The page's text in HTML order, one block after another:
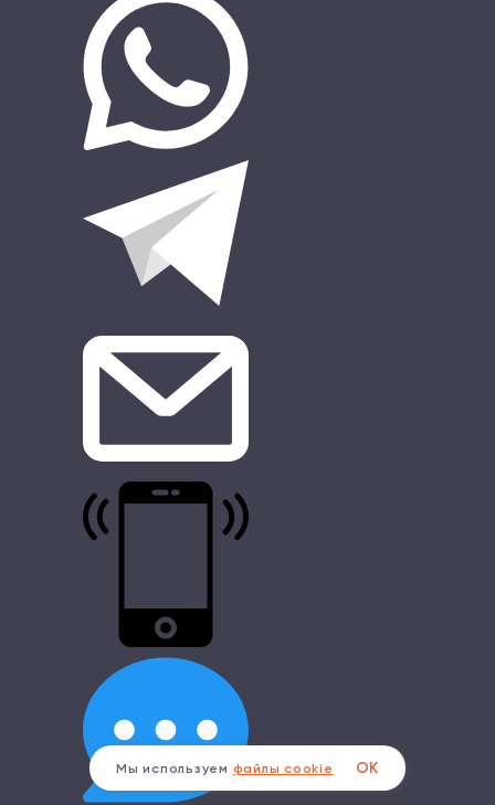
Мы используем файлы cookie ОК